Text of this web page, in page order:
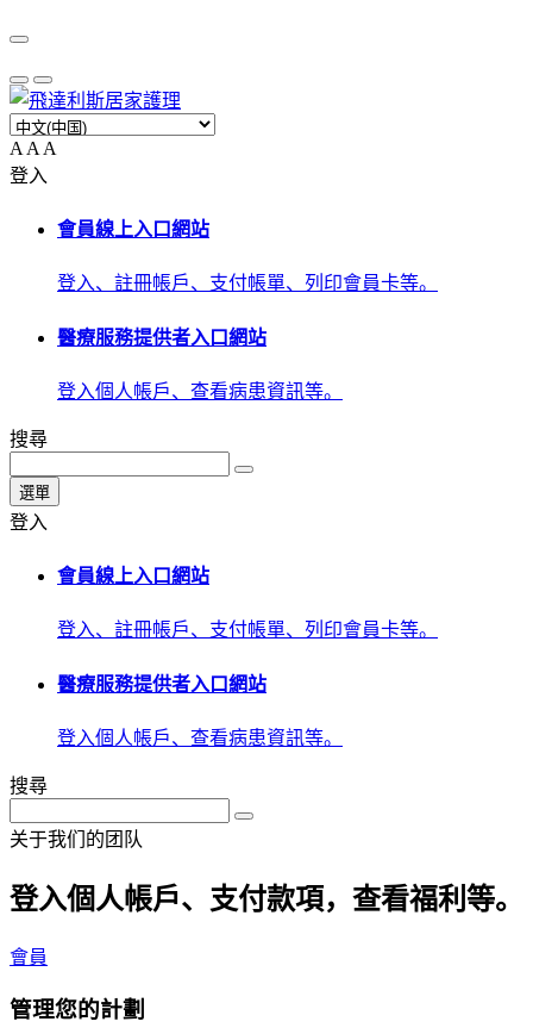
A A A
登入
會員線上入口網站
登入、註冊帳戶、支付帳單、列印會員卡等。
醫療服務提供者入口網站
登入個人帳戶、查看病患資訊等。
搜尋
選單
登入
會員線上入口網站
登入、註冊帳戶、支付帳單、列印會員卡等。
醫療服務提供者入口網站
登入個人帳戶、查看病患資訊等。
搜尋
关于我们的团队
登入個人帳戶、支付款項，查看福利等。
會員
管理您的計劃